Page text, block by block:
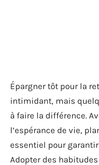
Épargner tôt pour la
intimidant, mais
à faire la différence.
l’espérance de vie,
essentiel pour
Adopter des